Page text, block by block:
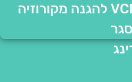
שקיות VCI להגנה מקורוזיה